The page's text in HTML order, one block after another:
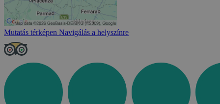
Mutatás térképen Navigálás a helyszínre